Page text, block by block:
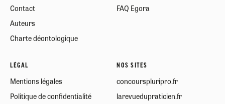
Contact
Auteurs
Charte déontologique
FAQ Egora
LÉGAL
Mentions légales
Politique de confidentialité
NOS SITES
concourspluripro.fr
larevuedupraticien.fr